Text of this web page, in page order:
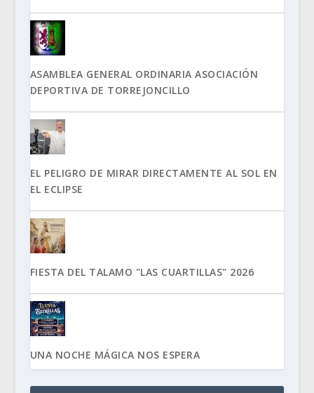
ASAMBLEA GENERAL ORDINARIA ASOCIACIÓN
DEPORTIVA DE TORREJONCILLO
EL PELIGRO DE MIRAR DIRECTAMENTE AL SOL EN
EL ECLIPSE
FIESTA DEL TALAMO "LAS CUARTILLAS" 2026
UNA NOCHE MÁGICA NOS ESPERA